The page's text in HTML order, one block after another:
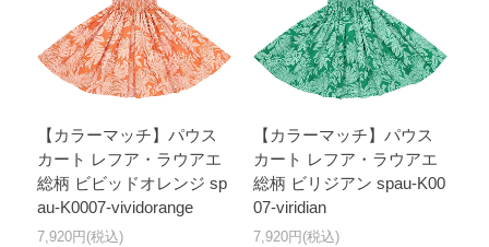
【カラーマッチ】パウス
カート レフア・ラウアエ
総柄 ビビッドオレンジ sp
au-K0007-vividorange
7,920円(税込)
【カラーマッチ】パウス
カート レフア・ラウアエ
総柄 ビリジアン spau-K00
07-viridian
7,920円(税込)